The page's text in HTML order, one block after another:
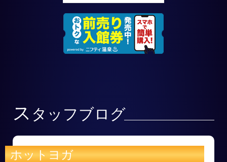
ス タッフブログ
ホットヨガ